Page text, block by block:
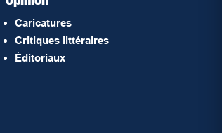
Caricatures
Critiques littéraires
Éditoriaux